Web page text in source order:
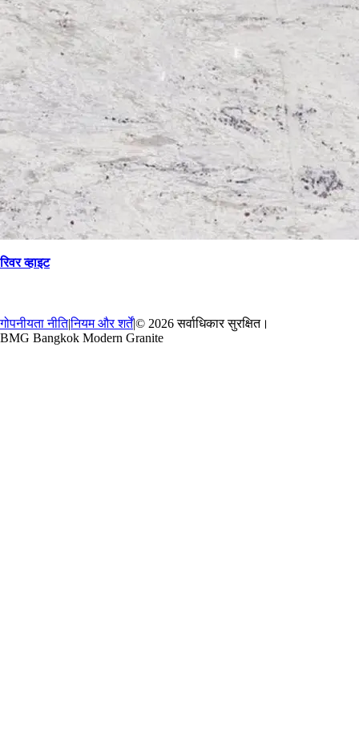
रिवर व्हाइट
गोपनीयता नीति|नियम और शर्तें|© 2026 सर्वाधिकार सुरक्षित।
BMG Bangkok Modern Granite